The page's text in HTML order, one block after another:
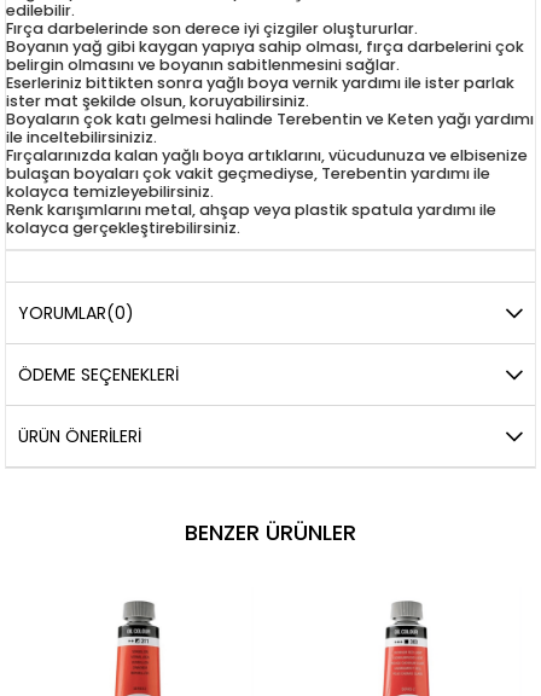
edilebilir.
Fırça darbelerinde son derece iyi çizgiler oluştururlar.
Boyanın yağ gibi kaygan yapıya sahip olması, fırça darbelerini çok
belirgin olmasını ve boyanın sabitlenmesini sağlar.
Eserleriniz bittikten sonra yağlı boya vernik yardımı ile ister parlak
ister mat şekilde olsun, koruyabilirsiniz.
Boyaların çok katı gelmesi halinde Terebentin ve Keten yağı yardımı
ile inceltebilirsiniziz.
Fırçalarınızda kalan yağlı boya artıklarını, vücudunuza ve elbisenize
bulaşan boyaları çok vakit geçmediyse, Terebentin yardımı ile
kolayca temizleyebilirsiniz.
Renk karışımlarını metal, ahşap veya plastik spatula yardımı ile
kolayca gerçekleştirebilirsiniz.
YORUMLAR(0)
ÖDEME SEÇENEKLERI
ÜRÜN ÖNERILERI
BENZER ÜRÜNLER